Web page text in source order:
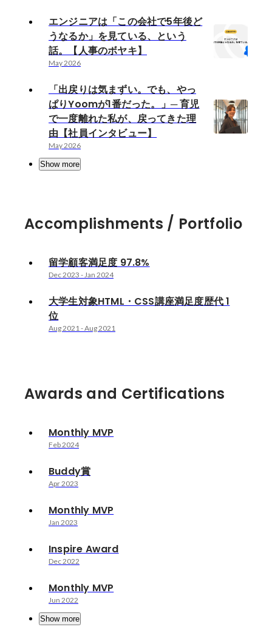
エンジニアは「この会社で5年後ど
うなるか」を見ている、という
話。【人事のボヤキ】
May 2026
「出戻りは気まずい。でも、やっ
ぱりYoomが1番だった。」─ 育児
で一度離れた私が、戻ってきた理
由【社員インタビュー】
May 2026
Show more
Accomplishments / Portfolio
留学顧客満足度 97.8%
Dec 2023 - Jan 2024
大学生対象HTML・CSS講座満足度歴代 1
位
Aug 2021 -Aug 2021
Awards and Certifications
Monthly MVP
Feb 2024
Buddy賞
Apr 2023
Monthly MVP
Jan 2023
Inspire Award
Dec 2022
Monthly MVP
Jun 2022
Show more